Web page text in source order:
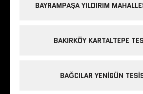
BAYRAMPAŞA YILDIRIM
BAKIRKÖY KARTALTEPE
BAĞCILAR YENIGÜN